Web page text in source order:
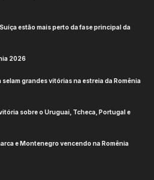
estão mais perto da fase principal da
2026
selam grandes vitórias na estreia da Romênia
sobre o Uruguai, Tcheca, Portugal e
e Montenegro vencendo na Romênia